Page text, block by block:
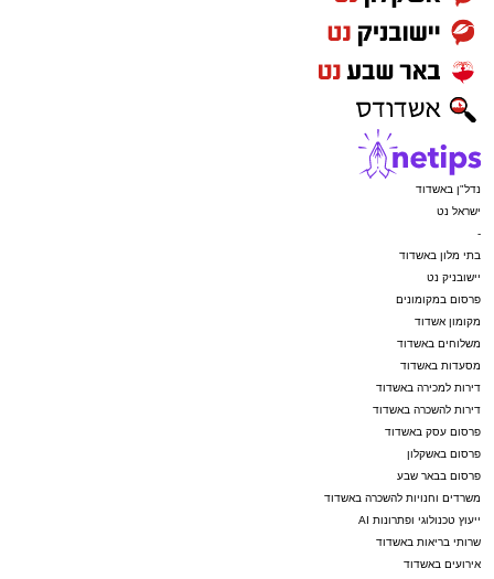
נדל"ן באשדוד
ישראל נט
-
בתי מלון באשדוד
יישובניק נט
פרסום במקומונים
מקומון אשדוד
משלוחים באשדוד
מסעדות באשדוד
דירות למכירה באשדוד
דירות להשכרה באשדוד
פרסום עסק באשדוד
פרסום באשקלון
פרסום בבאר שבע
משרדים וחנויות להשכרה באשדוד
ייעוץ טכנולוגי ופתרונות AI
שרותי בריאות באשדוד
אירועים באשדוד